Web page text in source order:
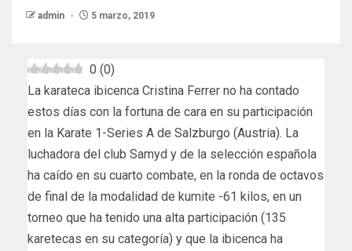
admin 5 marzo, 2019
0 (0)
La karateca ibicenca Cristina Ferrer no ha contado
estos días con la fortuna de cara en su participación
en la Karate 1-Series A de Salzburgo (Austria). La
luchadora del club Samyd y de la selección española
ha caído en su cuarto combate, en la ronda de octavos
de final de la modalidad de kumite -61 kilos, en un
torneo que ha tenido una alta participación (135
karetecas en su categoría) y que la ibicenca ha